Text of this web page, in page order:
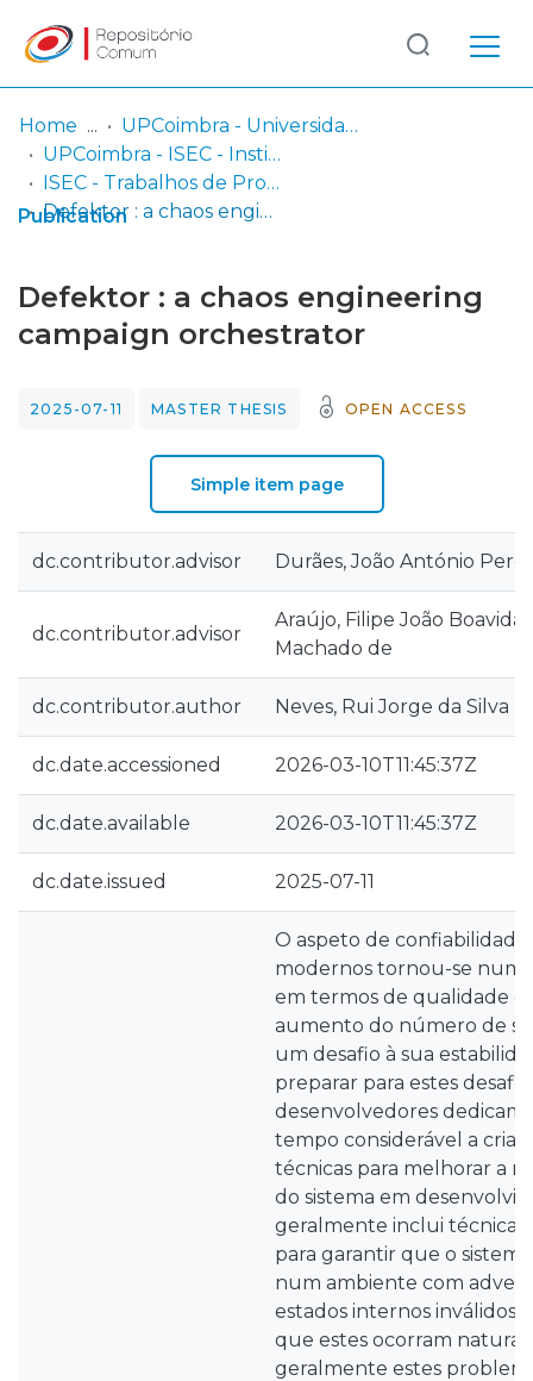
Communities
& Collections
Log
In
(current)
Home
UPCoimbra - Universidade Politécnica de Coimbra
UPCoimbra - ISEC - Instituto Superior de Engenharia de Coimbra
ISEC - Trabalhos de Projeto | Relatórios de Estágio | Projetos de Investigação
Defektor : a chaos engineering campaign orchestrator
Publication
Defektor : a chaos engineering
campaign orchestrator
2025-07-11 MASTER THESIS OPEN ACCESS
Simple item page
dc.contributor.advisor Durães, João António
dc.contributor.advisor
Araújo, Filipe João
Machado de
dc.contributor.author Neves, Rui Jorge da Silva
dc.date.accessioned 2026-03-10T11:45:37Z
dc.date.available 2026-03-10T11:45:37Z
dc.date.issued 2025-07-11
O aspeto de confiabilidade
modernos tornou-se num
em termos de qualidade
aumento do número de
um desafio à sua
preparar para estes
desenvolvedores
tempo considerável a criar
técnicas para melhorar a
do sistema em
geralmente inclui técnicas
para garantir que o
num ambiente com
estados internos inválidos,
que estes ocorram
geralmente estes